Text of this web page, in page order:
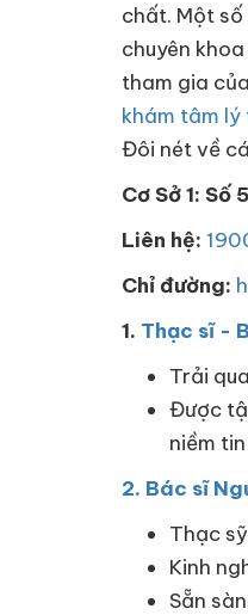
chất. Một
chuyên
tham gia
khám tâm
Đôi nét về
Cơ Sở 1:
Liên hệ:
Chỉ đường:
1. Thạc sĩ -
Trải
Được
niềm
2. Bác sĩ
Thạc
Kinh
Sẵn